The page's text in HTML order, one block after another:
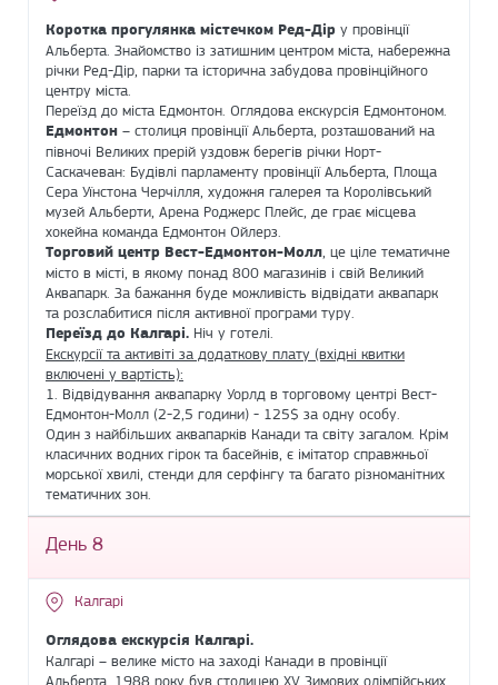
Коротка прогулянка містечком Ред-Дір у провінції
Альберта. Знайомство із затишним центром міста, набережна
річки Ред-Дір, парки та історична забудова провінційного
центру міста.
Переїзд до міста Едмонтон. Оглядова екскурсія Едмонтоном.
Едмонтон – столиця провінції Альберта, розташований на
півночі Великих прерій уздовж берегів річки Норт-
Саскачеван: Будівлі парламенту провінції Альберта, Площа
Сера Уїнстона Черчілля, художня галерея та Королівський
музей Альберти, Арена Роджерс Плейс, де грає місцева
хокейна команда Едмонтон Ойлерз.
Торговий центр Вест-Едмонтон-Молл , це ціле тематичне
місто в місті, в якому понад 800 магазинів і свій Великий
Аквапарк. За бажання буде можливість відвідати аквапарк
та розслабитися після активної програми туру.
Переїзд до Калгарі. Ніч у готелі.
Екскурсії та активіті за додаткову плату (вхідні квитки
включені у вартість):
1. Відвідування аквапарку Уорлд в торговому центрі Вест-
Едмонтон-Молл (2-2,5 години) - 125$ за одну особу.
Один з найбільших аквапарків Канади та світу загалом. Крім
класичних водних гірок та басейнів, є імітатор справжньої
морської хвилі, стенди для серфінгу та багато різноманітних
тематичних зон.
День 8
Калгарі
Оглядова екскурсія Калгарі.
Калгарі – велике місто на заході Канади в провінції
Альберта. 1988 року був столицею XV Зимових олімпійських